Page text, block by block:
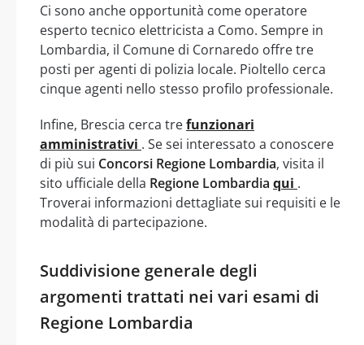
Ci sono anche opportunità come operatore
esperto tecnico elettricista a Como. Sempre in
Lombardia, il Comune di Cornaredo offre tre
posti per agenti di polizia locale. Pioltello cerca
cinque agenti nello stesso profilo professionale.
Infine, Brescia cerca trefunzionari
amministrativi . Se sei interessato a conoscere
di più sui Concorsi Regione Lombardia, visita il
sito ufficiale della Regione Lombardia qui .
Troverai informazioni dettagliate sui requisiti e le
modalità di partecipazione.
Suddivisione generale degli
argomenti trattati nei vari esami di
Regione Lombardia